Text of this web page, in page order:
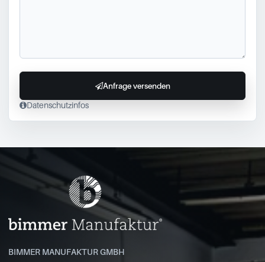
Datenschutzinfos
Anfrage versenden
BIMMER MANUFAKTUR GMBH